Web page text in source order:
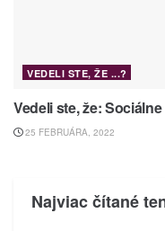
VEDELI STE, ŽE ...?
Vedeli ste, že:
25 FEBRUÁRA, 2022
Najviac čítané